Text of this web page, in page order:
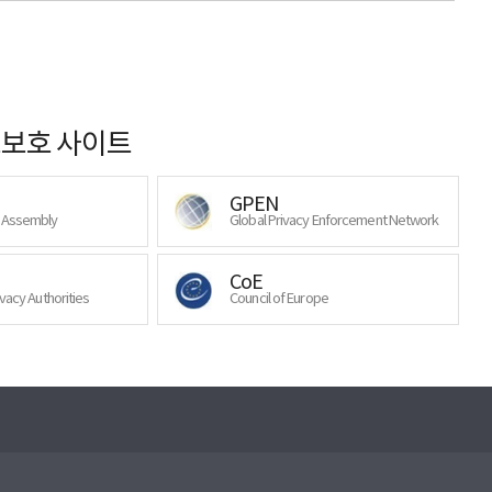
호 사이트
GPEN
Global Privacy Enforcement Network
Authorities
CoE
Council of Europe